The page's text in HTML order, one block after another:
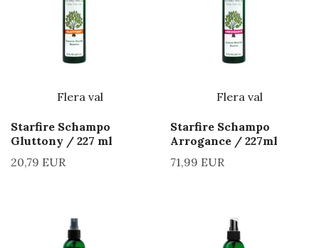
Flera val
Starfire Schampo
Gluttony / 227 ml
20,79 EUR
Flera val
Starfire Schampo
Arrogance / 227ml
71,99 EUR